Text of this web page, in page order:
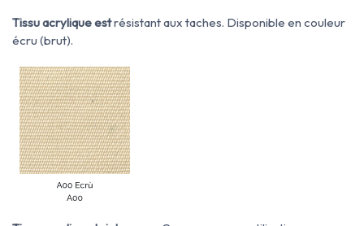
Tissu acrylique estrésistant aux taches. Disponible en couleur
écru (brut).